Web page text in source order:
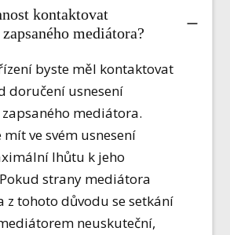
kontaktovat
mediátora?
byste měl kontaktovat
doručení usnesení
mediátora.
ve svém usnesení
lhůtu k jeho
strany mediátora
z tohoto důvodu se setkání
neuskuteční,